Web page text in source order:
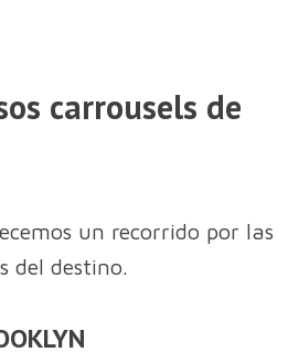
carrousels de
un recorrido por las
del destino.